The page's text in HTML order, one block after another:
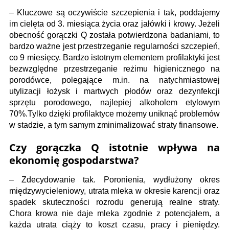
– Kluczowe są oczywiście szczepienia i tak, poddajemy
im cielęta od 3. miesiąca życia oraz jałówki i krowy. Jeżeli
obecność gorączki Q została potwierdzona badaniami, to
bardzo ważne jest przestrzeganie regularności szczepień,
co 9 miesięcy. Bardzo istotnym elementem profilaktyki jest
bezwzględne przestrzeganie reżimu higienicznego na
porodówce, polegające m.in. na natychmiastowej
utylizacji łożysk i martwych płodów oraz dezynfekcji
sprzętu porodowego, najlepiej alkoholem etylowym
70%.Tylko dzięki profilaktyce możemy uniknąć problemów
w stadzie, a tym samym zminimalizować straty finansowe.
Czy gorączka Q istotnie wpływa na
ekonomię gospodarstwa?
– Zdecydowanie tak. Poronienia, wydłużony okres
międzywycieleniowy, utrata mleka w okresie karencji oraz
spadek skuteczności rozrodu generują realne straty.
Chora krowa nie daje mleka zgodnie z potencjałem, a
każda utrata ciąży to koszt czasu, pracy i pieniędzy.